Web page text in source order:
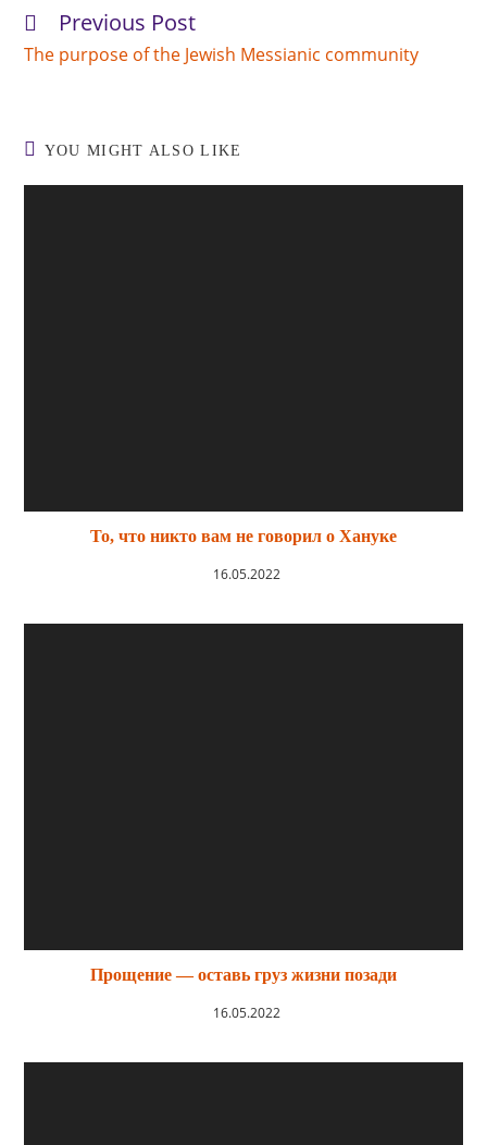
Read
articles
Previous Post
The purpose of the Jewish Messianic community
YOU MIGHT ALSO LIKE
То, что никто вам не говорил о Хануке
16.05.2022
Прощение — оставь груз жизни позади
16.05.2022